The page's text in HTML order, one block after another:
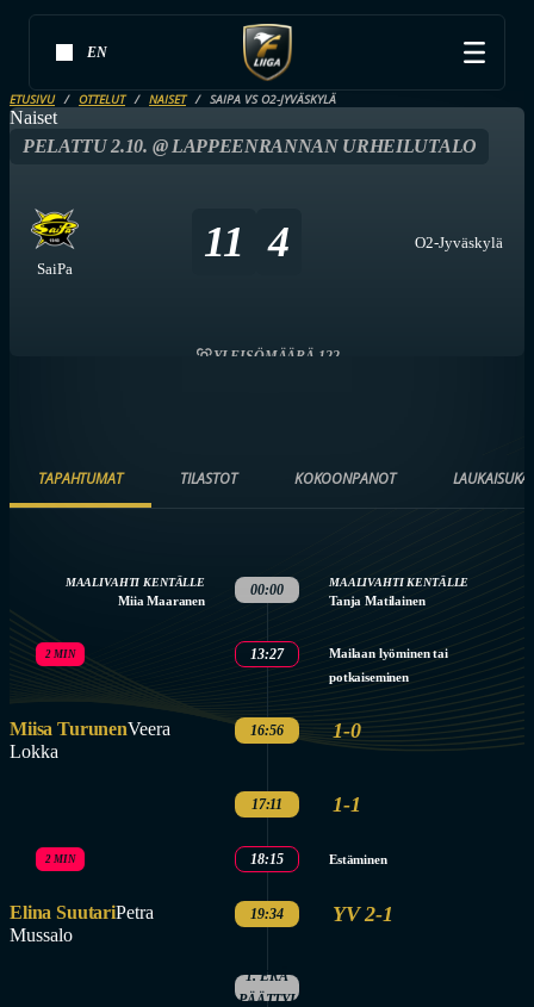
EN
ETUSIVU OTTELUT NAISET SAIPA VS O2-JYVÄSKYLÄ
Naiset
PELATTU 2.10. @ LAPPEENRANNAN URHEILUTALO
SaiPa
11 4 O2-Jyväskylä
YLEISÖMÄÄRÄ 122
TAPAHTUMAT TILASTOT KOKOONPANOT
MAALIVAHTI KENTÄLLE
Miia Maaranen
00:00 MAALIVAHTI KENTÄLLE
Tanja Matilainen
13:27
Mailaan lyöminen tai
potkaiseminen
2 MIN
Miisa TurunenVeera
Lokka
16:56 1-0
17:11 1-1
18:15 Estäminen
2 MIN
Elina SuutariPetra
Mussalo
19:34 YV 2-1
1. ERÄ
PÄÄTTYI